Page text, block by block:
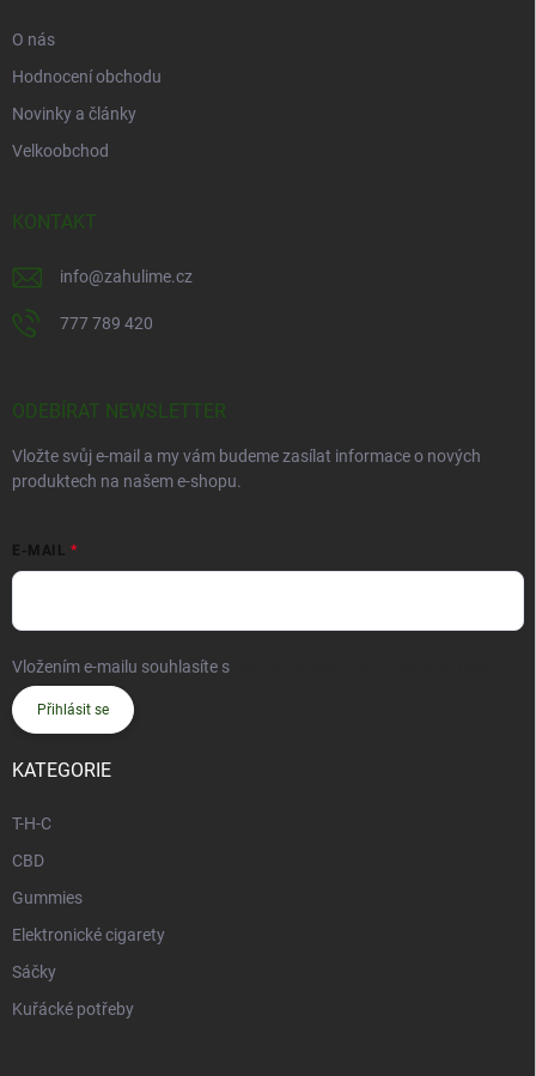
O nás
Hodnocení obchodu
Novinky a články
Velkoobchod
KONTAKT
info@zahulime.cz
777 789 420
ODEBÍRAT NEWSLETTER
Vložte svůj e-mail a my vám budeme zasílat informace o nových
produktech na našem e-shopu.
E-MAIL
Vložením e-mailu souhlasíte s
Přihlásit se
KATEGORIE
T-H-C
CBD
Gummies
Elektronické cigarety
Sáčky
Kuřácké potřeby